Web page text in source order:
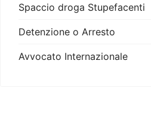
Spaccio droga Stupefacenti
Detenzione o Arresto
Avvocato Internazionale